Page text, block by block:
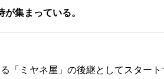
が集まっている。
「ミヤネ屋」の後継としてスター